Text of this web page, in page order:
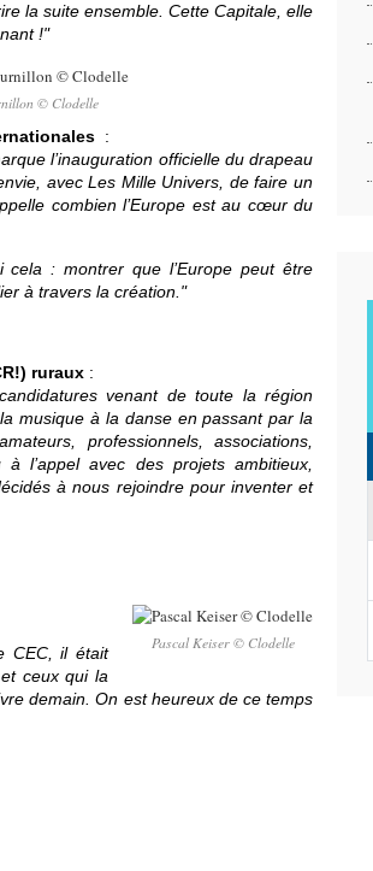
la suite ensemble. Cette Capitale, elle
!"
© Clodelle
:
l’inauguration officielle du drapeau
avec Les Mille Univers, de faire un
combien l’Europe est au cœur du
cela : montrer que l’Europe peut être
à travers la création."
ruraux :
venant de toute la région
musique à la danse en passant par la
professionnels, associations,
l’appel avec des projets ambitieux,
à nous rejoindre pour inventer et
Pascal Keiser © Clodelle
CEC, il était
ceux qui la
demain. On est heureux de ce temps